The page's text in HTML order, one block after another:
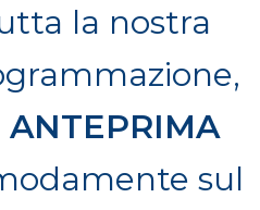
la nostra
ANTEPRIMA
sul